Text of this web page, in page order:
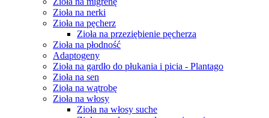
Zioła na nerki
Zioła na pęcherz
Zioła na przeziębienie pęcherza
Zioła na płodność
Adaptogeny
Zioła na gardło do płukania i picia - Plantago
Zioła na sen
Zioła na wątrobę
Zioła na włosy
Zioła na włosy suche